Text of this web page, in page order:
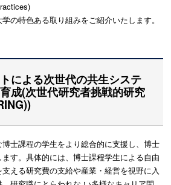
)
の特色ある取り組みをご紹介いたします。
による次世代の共生システ
成(次世代研究者挑戦的研究
士課程の学生をより総合的に支援し、博士
す。具体的には、博士課程学生による自由
える研究費の支給や産業・経営を視野に入